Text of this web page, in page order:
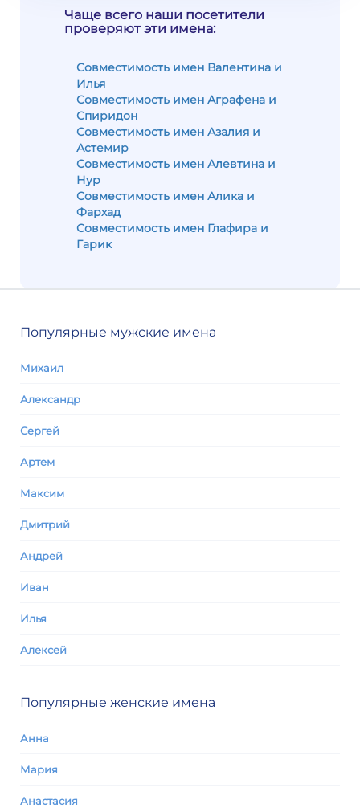
Чаще всего наши посетители
проверяют эти имена:
Совместимость имен Валентина и
Илья
Совместимость имен Аграфена и
Спиридон
Совместимость имен Азалия и
Астемир
Совместимость имен Алевтина и
Нур
Совместимость имен Алика и
Фархад
Совместимость имен Глафира и
Гарик
Популярные мужские имена
Михаил
Александр
Сергей
Артем
Максим
Дмитрий
Андрей
Иван
Илья
Алексей
Популярные женские имена
Анна
Мария
Анастасия